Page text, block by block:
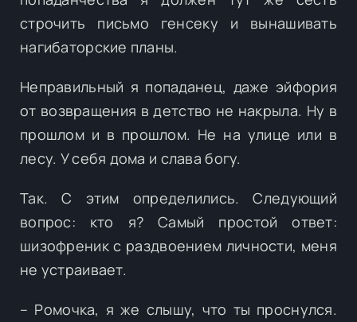
строчить письмо генсеку и вынашивать
нагибаторские планы.
Неправильный я попаданец, даже эйфория
от возвращения в детство не накрыла. Ну в
прошлом и в прошлом. Не на улице или в
лесу. У себя дома и слава богу.
Так. С этим определились. Следующий
вопрос: кто я? Самый простой ответ:
шизофреник с раздвоением личности, меня
не устраивает.
– Ромочка, я же слышу, что ты проснулся.